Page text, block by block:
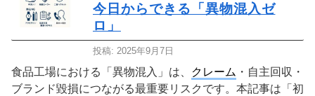
今日からできる「異物混入ゼ
ロ」
投稿: 2025年9月7日
食品工場における「異物混入」は、 クレーム ・自主回収・
ブランド毀損につながる最重要リスクです。本記事は「初